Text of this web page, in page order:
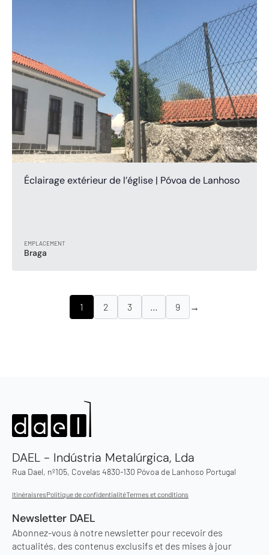
Éclairage extérieur de l’église | Póvoa de Lanhoso
EMPLACEMENT
Braga
1 2 3 … 9 →
DAEL - Indústria Metalúrgica, Lda
Rua Dael, nº105, Covelas 4830-130 Póvoa de Lanhoso Portugal
ItinéraisresPolitique de confidentialitéTermes et conditions
Newsletter DAEL
Abonnez-vous à notre newsletter pour recevoir des
actualités, des contenus exclusifs et des mises à jour